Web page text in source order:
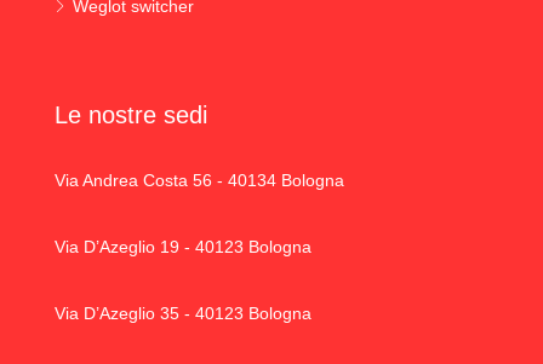
Weglot switcher
Le nostre sedi
Via Andrea Costa 56 - 40134 Bologna
Via D’Azeglio 19 - 40123 Bologna
Via D’Azeglio 35 - 40123 Bologna